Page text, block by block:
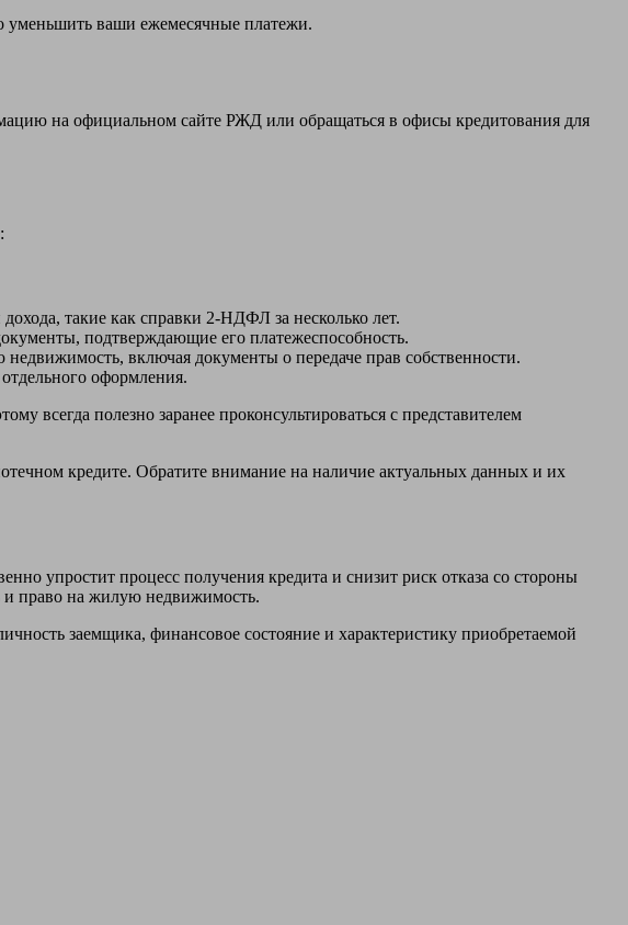
уменьшить ваши ежемесячные платежи.
на официальном сайте РЖД или обращаться в офисы кредитования для
такие как справки 2-НДФЛ за несколько лет.
подтверждающие его платежеспособность.
включая документы о передаче прав собственности.
оформления.
всегда полезно заранее проконсультироваться с представителем
кредите. Обратите внимание на наличие актуальных данных и их
упростит процесс получения кредита и снизит риск отказа со стороны
и право на жилую недвижимость.
заемщика, финансовое состояние и характеристику приобретаемой